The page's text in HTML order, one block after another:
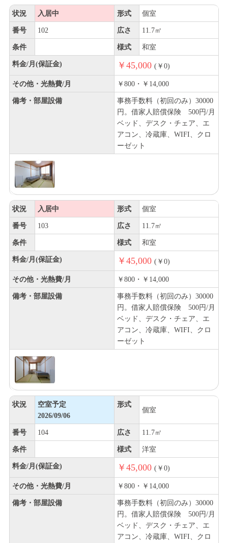
状況 入居中 形式 個室
番号 102 広さ 11.7㎡
条件 様式 和室
料金/月(保証金) ￥45,000 (￥0)
その他・光熱費/月 ￥800・￥14,000
備考・部屋設備
事務手数料（初回のみ）30000
円。借家人賠償保険 500円/月
ベッド、デスク・チェア、エ
アコン、冷蔵庫、WIFI、クロ
ーゼット
状況 入居中 形式 個室
番号 103 広さ 11.7㎡
条件 様式 和室
料金/月(保証金) ￥45,000 (￥0)
その他・光熱費/月 ￥800・￥14,000
備考・部屋設備
事務手数料（初回のみ）30000
円。借家人賠償保険 500円/月
ベッド、デスク・チェア、エ
アコン、冷蔵庫、WIFI、クロ
ーゼット
状況
空室予定
2026/09/06
形式
個室
番号 104 広さ 11.7㎡
条件 様式 洋室
料金/月(保証金) ￥45,000 (￥0)
その他・光熱費/月 ￥800・￥14,000
備考・部屋設備
事務手数料（初回のみ）30000
円。借家人賠償保険 500円/月
ベッド、デスク・チェア、エ
アコン、冷蔵庫、WIFI、クロ